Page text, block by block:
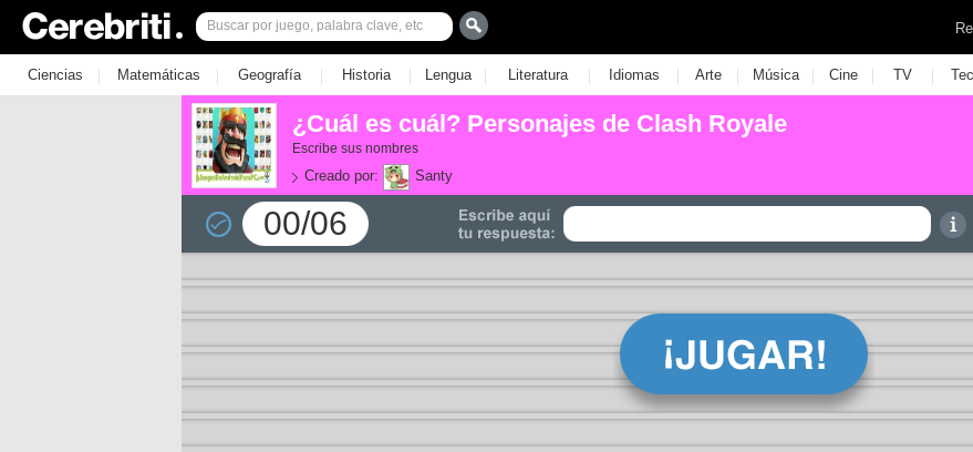
Ciencias | Matemáticas | Geografía | Historia | Lengua | Literatura | Idiomas | Arte | Música | Cine | TV |
¿Cuál es cuál? Personajes de Clash Royale
Escribe sus nombres
Creado por: Santy
00/06